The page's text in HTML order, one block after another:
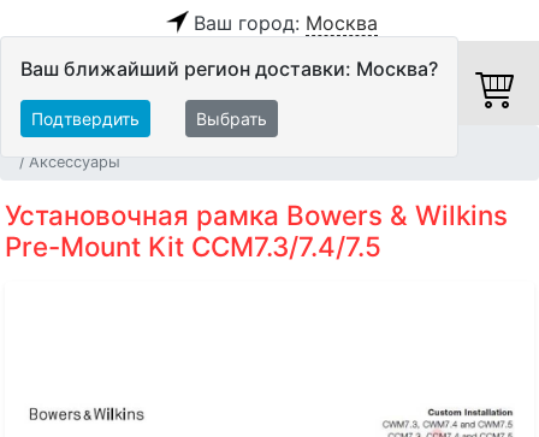
Ваш город: Москва
Ваш ближайший регион доставки: Москва?
Подтвердить Выбрать
Аксессуары
Установочная рамка Bowers & Wilkins
Pre-Mount Kit CCM7.3/7.4/7.5